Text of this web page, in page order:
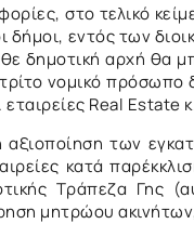
στο τελικό
δήμοι, εντός των
δημοτική αρχή θα
νομικό πρόσωπο
Real Estate
αξιοποίηση των
κατά
Τράπεζα Γης
μητρώου